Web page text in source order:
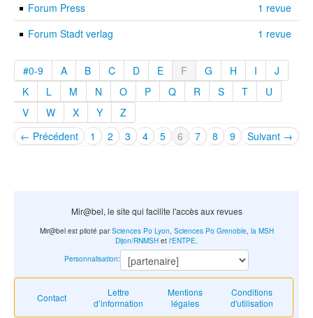
Forum Press
1 revue
Forum Stadt verlag
1 revue
#0-9 A B C D E F G H I
J
K
L M N O P Q R S T
U
V
W X Y
Z
← Précédent
1 2 3 4 5 6 7 8 9 Suivant →
Mir@bel, le site qui facilite l'accès aux revues
Contact
Lettre
d’information
Mentions
légales
Conditions
d'utilisation
Mir@bel est piloté parSciences Po Lyon, Sciences Po Grenoble, la MSH
Dijon/RNMSH et l'ENTPE.
Personnalisation: